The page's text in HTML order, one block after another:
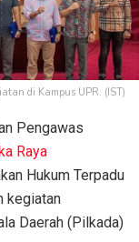
di Kampus UPR. (IST)
Pengawas
Raya
Hukum Terpadu
kegiatan
Daerah (Pilkada)